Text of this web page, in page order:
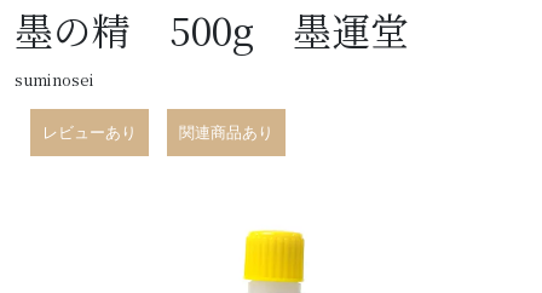
墨の精 500g 墨運堂
suminosei
レビューあり 関連商品あり